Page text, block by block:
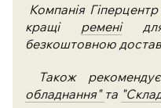
Компанія
кращі ремені
безкоштовною
Також
обладнання" та